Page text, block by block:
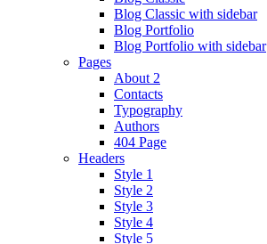
Blog Classic with sidebar
Blog Portfolio
Blog Portfolio with sidebar
Pages
About 2
Contacts
Typography
Authors
404 Page
Headers
Style 1
Style 2
Style 3
Style 4
Style 5